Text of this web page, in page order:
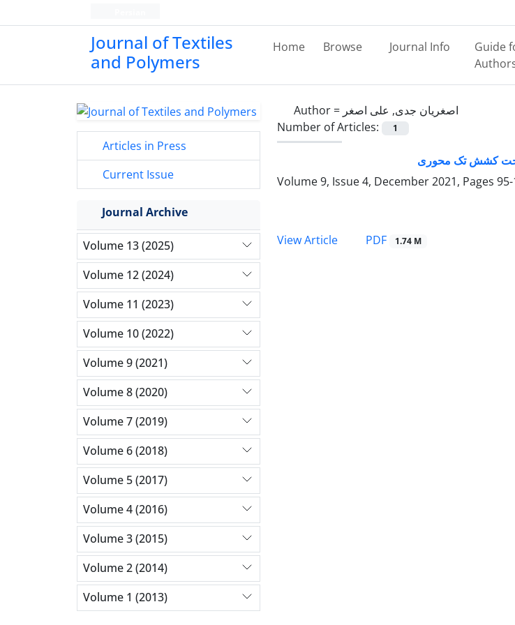
Journal of Textiles
and Polymers
Home Browse Journal Info
Guide
Author = اصغریان جدی, علی اصغر
Number of Articles:
1
تحت کشش تک محوری
Volume 9, Issue 4, December 2021, Pages
View Article
PDF 1.74 M
Articles in Press
Current Issue
Journal Archive
Volume 13 (2025)
Volume 12 (2024)
Volume 11 (2023)
Volume 10 (2022)
Volume 9 (2021)
Volume 8 (2020)
Volume 7 (2019)
Volume 6 (2018)
Volume 5 (2017)
Volume 4 (2016)
Volume 3 (2015)
Volume 2 (2014)
Volume 1 (2013)